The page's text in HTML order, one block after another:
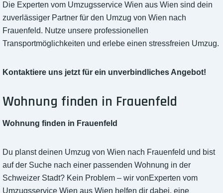
Die Experten vom Umzugsservice Wien aus Wien sind dein
zuverlässiger Partner für den Umzug von Wien nach
Frauenfeld. Nutze unsere professionellen
Transportmöglichkeiten und erlebe einen stressfreien Umzug.
Kontaktiere uns jetzt für ein unverbindliches Angebot!
Wohnung finden in Frauenfeld
Wohnung finden in Frauenfeld
Du planst deinen Umzug von Wien nach Frauenfeld und bist
auf der Suche nach einer passenden Wohnung in der
Schweizer Stadt? Kein Problem – wir vonExperten vom
Umzugsservice Wien aus Wien helfen dir dabei, eine